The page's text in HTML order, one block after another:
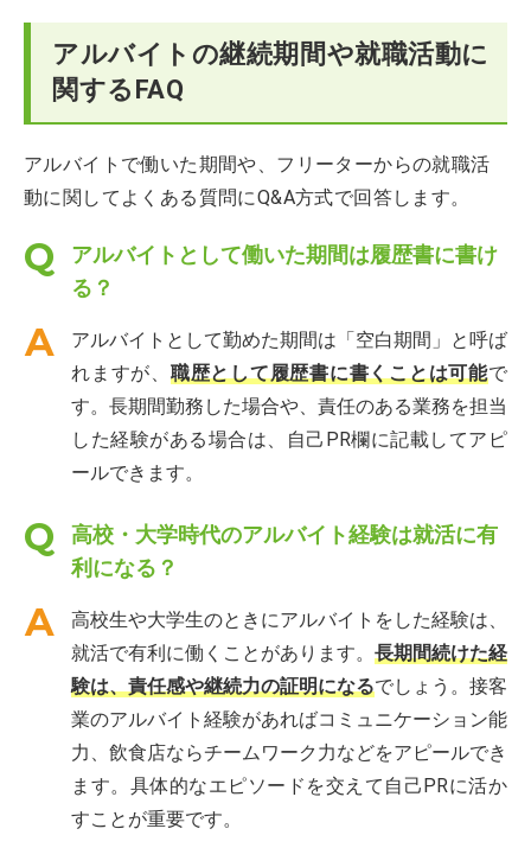
アルバイトの継続期間や就職活動に
関するFAQ
アルバイトで働いた期間や、フリーターからの就職活
動に関してよくある質問にQ&A方式で回答します。
アルバイトとして働いた期間は履歴書に書け
る？
アルバイトとして勤めた期間は「空白期間」と呼ば
れますが、 職歴として履歴書に書くことは可能で
す。長期間勤務した場合や、責任のある業務を担当
した経験がある場合は、自己PR欄に記載してアピ
ールできます。
高校・大学時代のアルバイト経験は就活に有
利になる？
高校生や大学生のときにアルバイトをした経験は、
就活で有利に働くことがあります。 長期間続けた経
験は、責任感や継続力の証明になるでしょう。接客
業のアルバイト経験があればコミュニケーション能
力、飲食店ならチームワーク力などをアピールでき
ます。具体的なエピソードを交えて自己PRに活か
すことが重要です。